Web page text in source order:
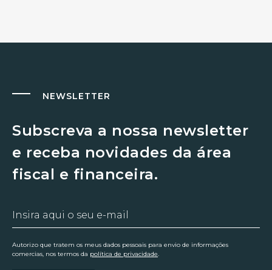
NEWSLETTER
Subscreva a nossa newsletter
e receba novidades da área
fiscal e financeira.
Autorizo que tratem os meus dados pessoais para envio de informações
comercias, nos termos da política de privacidade.